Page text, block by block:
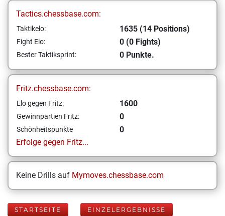
Tactics.chessbase.com:
Taktikelo: 1635 (14 Positions)
Fight Elo: 0 (0 Fights)
Bester Taktiksprint: 0 Punkte.
Fritz.chessbase.com:
Elo gegen Fritz: 1600
Gewinnpartien Fritz: 0
Schönheitspunkte
0
Erfolge gegen Fritz...
Keine Drills auf Mymoves.chessbase.com
STARTSEITE EINZELERGEBNISSE